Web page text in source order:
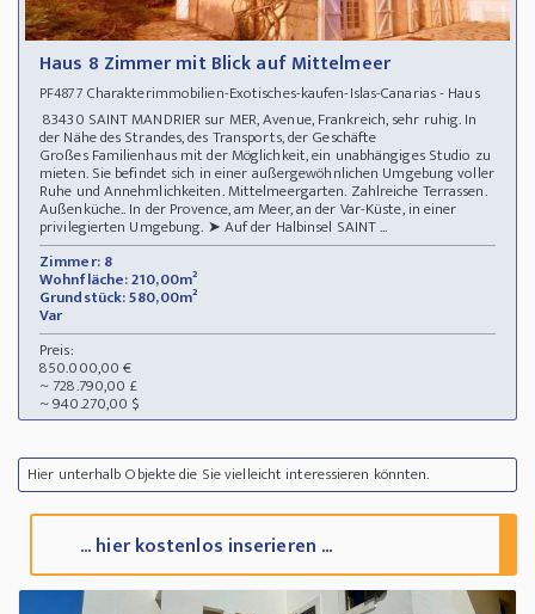
Haus 8 Zimmer mit Blick auf Mittelmeer
PF4877 Charakterimmobilien-Exotisches-kaufen-Islas-Canarias - Haus
83430 SAINT MANDRIER sur MER, Avenue, Frankreich, sehr ruhig. In
der Nähe des Strandes, des Transports, der Geschäfte
Großes Familienhaus mit der Möglichkeit, ein unabhängiges Studio zu
mieten. Sie befindet sich in einer außergewöhnlichen Umgebung voller
Ruhe und Annehmlichkeiten. Mittelmeergarten. Zahlreiche Terrassen.
Außenküche.. In der Provence, am Meer, an der Var-Küste, in einer
privilegierten Umgebung. ➤ Auf der Halbinsel SAINT ...
Zimmer: 8
Wohnfläche: 210,00m²
Grundstück: 580,00m²
Var
Preis:
850.000,00 €
~ 728.790,00 £
~ 940.270,00 $
Hier unterhalb Objekte die Sie vielleicht interessieren könnten.
... hier kostenlos inserieren ...